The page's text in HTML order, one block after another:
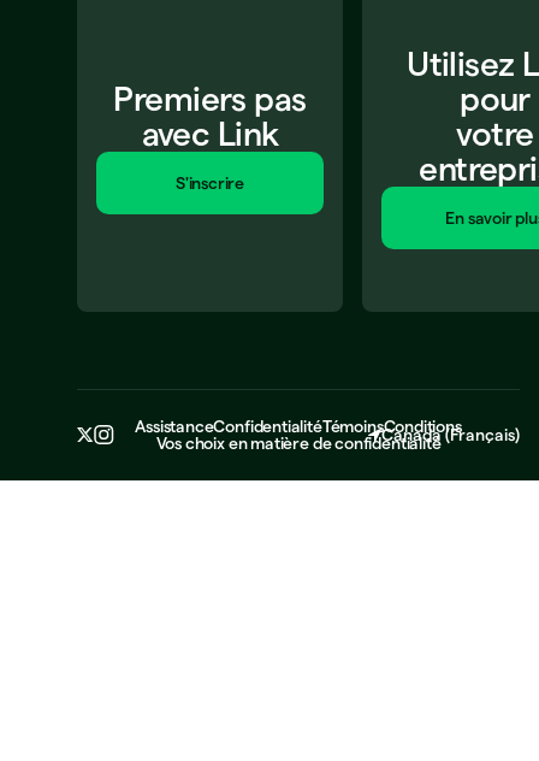
Premiers pas
avec Link
S'inscrire
Utilisez
pour
votre
En savoir
AssistanceConfidentialitéTémoinsConditions
Vos choix en matière de confidentialité
Canada(Français)